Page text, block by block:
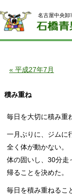
名古屋中央卸
« 平成27年7月
積み重ね
毎日を大切に積み重
一月ぶりに、ジムに
全く体が動かない。
体の固いし、30分走
帰ることを決めた。
毎日を積み重ねるこ